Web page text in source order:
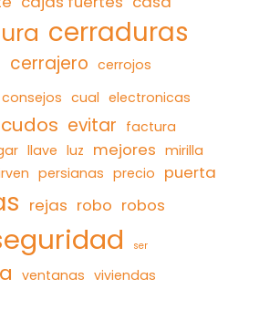
cerraduras
cerrajero cerrojos
consejos cual electronicas
evitar factura
llave luz mejores mirilla
persianas precio puerta
rejas robo robos
ser
ventanas viviendas